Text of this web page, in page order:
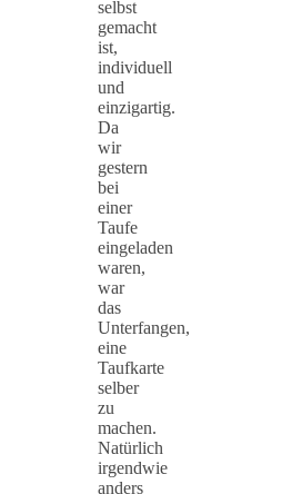
selbst
gemacht
ist,
individuell
und
einzigartig.
Da
wir
gestern
bei
einer
Taufe
eingeladen
waren,
war
das
Unterfangen,
eine
Taufkarte
selber
zu
machen.
Natürlich
irgendwie
anders